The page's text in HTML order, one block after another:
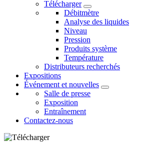
Télécharger
Débitmètre
Analyse des liquides
Niveau
Pression
Produits système
Température
Distributeurs recherchés
Expositions
Événement et nouvelles
Salle de presse
Exposition
Entraînement
Contactez-nous